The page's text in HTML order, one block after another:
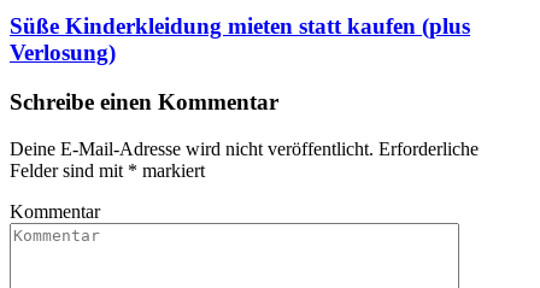
Süße Kinderkleidung mieten statt kaufen (plus
Verlosung)
Schreibe einen Kommentar
Deine E-Mail-Adresse wird nicht veröffentlicht. Erforderliche
Felder sind mit * markiert
Kommentar